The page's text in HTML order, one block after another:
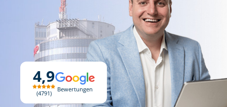
4,9
4791
Bewertungen